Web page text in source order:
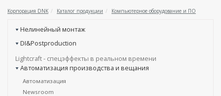
Корпорация DNK Каталог продукции Компьютерное оборудование и ПО
Нелинейный монтаж
DI&Postproduction
Lightcraft - cпецэффекты в реальном времени
Автоматизация производства и вещания
Автоматизация
Newsroom